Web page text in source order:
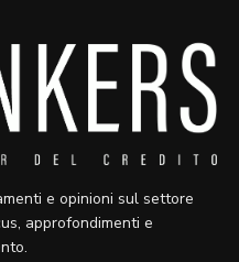
e opinioni sul settore
approfondimenti e